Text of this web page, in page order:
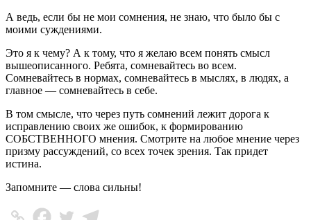
А ведь, если бы не мои сомнения, не знаю, что было бы с
моими суждениями.
Это я к чему? А к тому, что я желаю всем понять смысл
вышеописанного. Ребята, сомневайтесь во всем.
Сомневайтесь в нормах, сомневайтесь в мыслях, в людях, а
главное — сомневайтесь в себе.
В том смысле, что через путь сомнений лежит дорога к
исправлению своих же ошибок, к формированию
СОБСТВЕННОГО мнения. Смотрите на любое мнение через
призму рассуждений, со всех точек зрения. Так придет
истина.
Запомните — слова сильны!